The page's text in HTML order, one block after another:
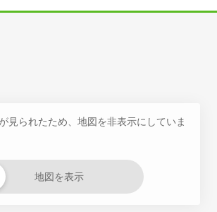
見られたため、地図を非表示にしていま
地図を表示